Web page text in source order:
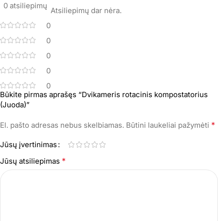
0 atsiliepimų
0
0
0
0
0
Atsiliepimų dar nėra.
Būkite pirmas aprašęs “Dvikameris rotacinis kompostatorius
(Juoda)”
El. pašto adresas nebus skelbiamas. Būtini laukeliai pažymėti *
Jūsų įvertinimas
Jūsų atsiliepimas *